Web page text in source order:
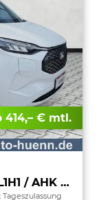
414,– € mtl.
E 320 L1 Limited RWD Custom L1H1 / AHK /KeyFree